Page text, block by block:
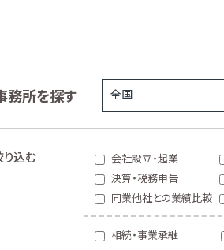
務所を探す
込む 会社設立・起業
決算・税務申告
同業他社との業績比較
相続・事業承継